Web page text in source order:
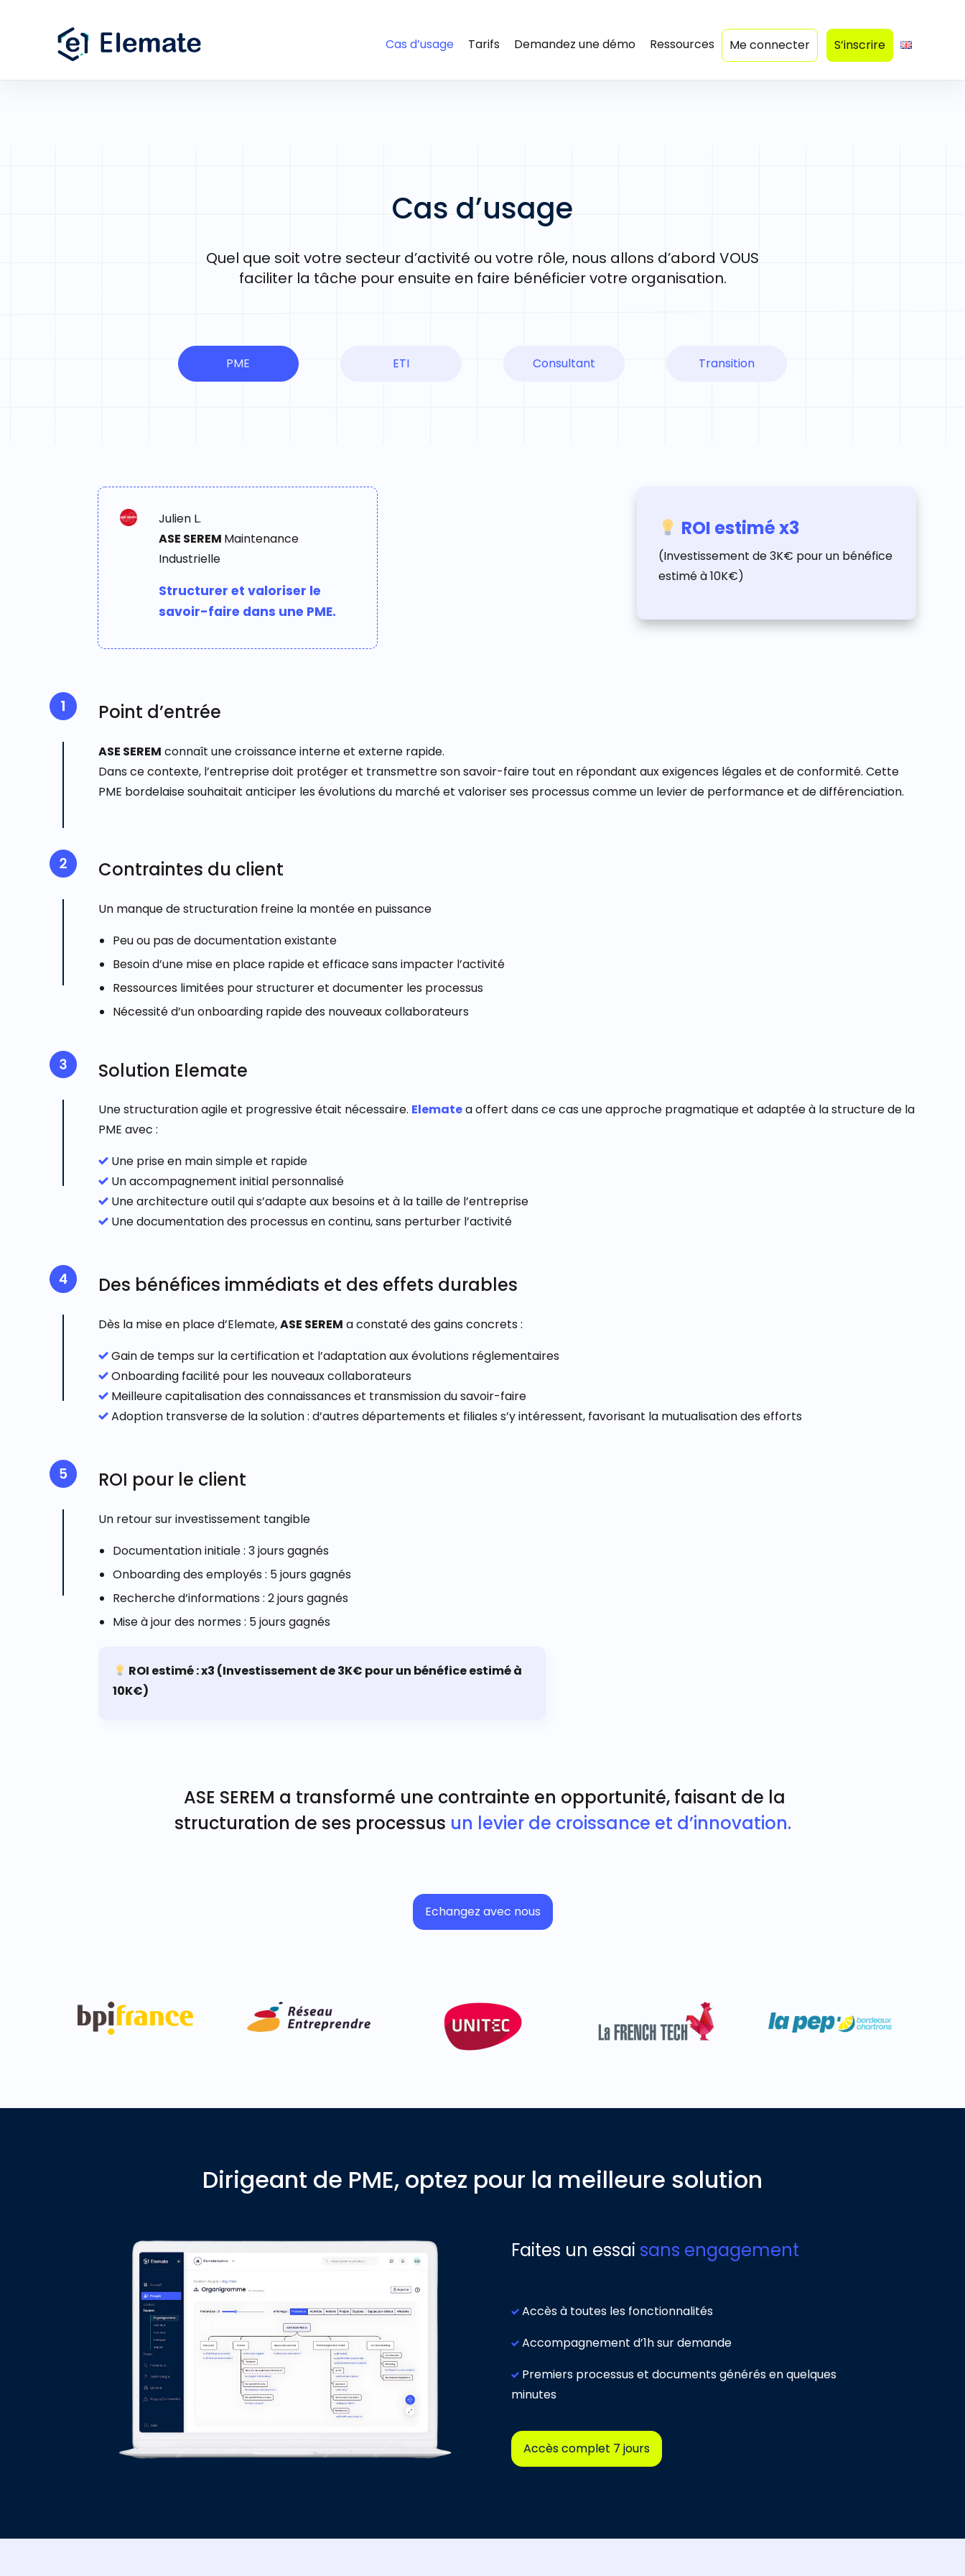
Cas d’usage Tarifs Demandez une démo Ressources Me connecter S’inscrire
Cas d’usage
Quel que soit votre secteur d’activité ou votre rôle, nous allons d’abord VOUS
faciliter la tâche pour ensuite en faire bénéficier votre organisation.
PME ETI Consultant Transition
Julien L.
ASE SEREM Maintenance
Industrielle
Structurer et valoriser le
savoir-faire dans une PME.
ROI estimé x3
(Investissement de 3K€ pour un bénéfice
estimé à 10K€)
Point d’entrée
ASE SEREM connaît une croissance interne et externe rapide.
Dans ce contexte, l’entreprise doit protéger et transmettre son savoir-faire tout en répondant aux exigences légales et de conformité. Cette
PME bordelaise souhaitait anticiper les évolutions du marché et valoriser ses processus comme un levier de performance et de différenciation.
Contraintes du client
Un manque de structuration freine la montée en puissance
Peu ou pas de documentation existante
Besoin d’une mise en place rapide et efficace sans impacter l’activité
Ressources limitées pour structurer et documenter les processus
Nécessité d’un onboarding rapide des nouveaux collaborateurs
Solution Elemate
Une structuration agile et progressive était nécessaire. Elematea offert dans ce cas une approche pragmatique et adaptée à la structure de la
PME avec :
Une prise en main simple et rapide
Un accompagnement initial personnalisé
Une architecture outil qui s’adapte aux besoins et à la taille de l’entreprise
Une documentation des processus en continu, sans perturber l’activité
Des bénéfices immédiats et des effets durables
Dès la mise en place d’Elemate,ASE SEREM a constaté des gains concrets :
Gain de temps sur la certification et l’adaptation aux évolutions réglementaires
Onboarding facilité pour les nouveaux collaborateurs
Meilleure capitalisation des connaissances et transmission du savoir-faire
Adoption transversede la solution : d’autres départements et filiales s’y intéressent, favorisant la mutualisation des efforts
ROI pour le client
Un retour sur investissement tangible
Documentation initiale: 3 jours gagnés
Onboarding des employés: 5 jours gagnés
Recherche d’informations: 2 jours gagnés
Mise à jour des normes : 5 jours gagnés
ROI estimé : x3 (Investissement de 3K€ pour un bénéfice estimé à
10K€)
ASE SEREM a transformé une contrainte en opportunité, faisant de la
structuration de ses processus un levier de croissance et d’innovation.
Echangez avec nous
Dirigeant de PME, optez pour la meilleure solution
Faites un essai sans engagement
Accès à toutes les fonctionnalités
Accompagnement d’1h sur demande
Premiers processus et documents générés en quelques
minutes
Accès complet 7 jours